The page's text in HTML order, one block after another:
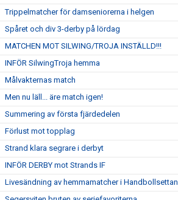
Trippelmatcher för damseniorerna i helgen
Spåret och div 3-derby på lördag
MATCHEN MOT SILWING/TROJA INSTÄLLD!!!
INFÖR SilwingTroja hemma
Målvakternas match
Men nu läll... äre match igen!
Summering av första fjärdedelen
Förlust mot topplag
Strand klara segrare i derbyt
INFÖR DERBY mot Strands IF
Livesändning av hemmamatcher i Handbollsettan